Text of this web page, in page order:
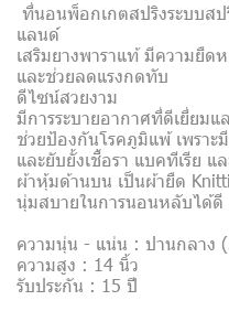
ที่นอนพ็อกเกตสปริงระบบส
แลนด์
เสริมยางพาราแท้ มีความยืด
และช่วยลดแรงกดทับ
ดีไซน์สวยงาม
มีการระบายอากาศที่ดีเยี่ยมแ
ช่วยป้องกันโรคภูมิแพ้ เพรา
และยับยั้งเชื้อรา แบคทีเรีย แ
ผ้าหุ้มด้านบน เป็นผ้ายืด
นุ่มสบายในการนอนหลับได้ดี
ความนุ่น - แน่น : ปานกลาง
ความสูง : 14 นิ้ว
รับประกัน : 15 ปี